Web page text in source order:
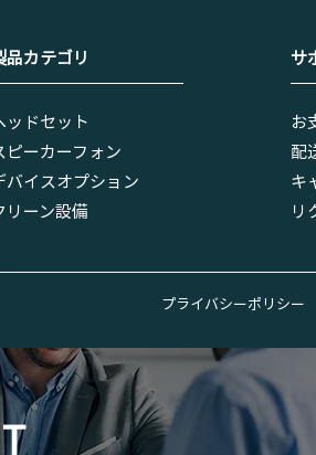
品カテゴリ
ッドセット
ピーカーフォン
バイスオプション
リーン設備
サ
お
配
キ
リ
プライバシーポリシー